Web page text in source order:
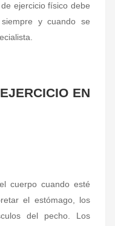
ejercicio físico debe
y cuando se
EN
cuerpo cuando esté
el estómago, los
del pecho. Los